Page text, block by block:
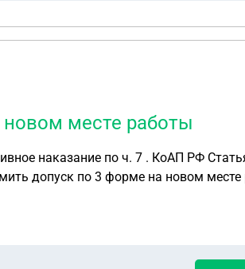
месте работы
наказание по ч. 7 . КоАП РФ
допуск по 3 форме на новом месте